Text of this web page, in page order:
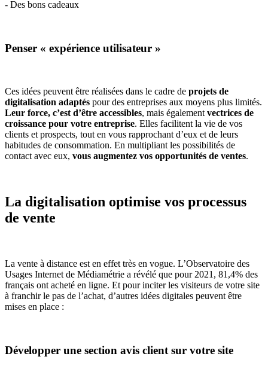
- Des bons cadeaux
Penser « expérience utilisateur »
Ces idées peuvent être réalisées dans le cadre de projets de
digitalisation adaptés pour des entreprises aux moyens plus limités.
Leur force, c’est d’être accessibles, mais également vectrices de
croissance pour votre entreprise. Elles facilitent la vie de vos
clients et prospects, tout en vous rapprochant d’eux et de leurs
habitudes de consommation. En multipliant les possibilités de
contact avec eux, vous augmentez vos opportunités de ventes.
La digitalisation optimise vos processus
de vente
La vente à distance est en effet très en vogue. L’Observatoire des
Usages Internet de Médiamétrie a révélé que pour 2021, 81,4% des
français ont acheté en ligne. Et pour inciter les visiteurs de votre site
à franchir le pas de l’achat, d’autres idées digitales peuvent être
mises en place :
Développer une section avis client sur votre site